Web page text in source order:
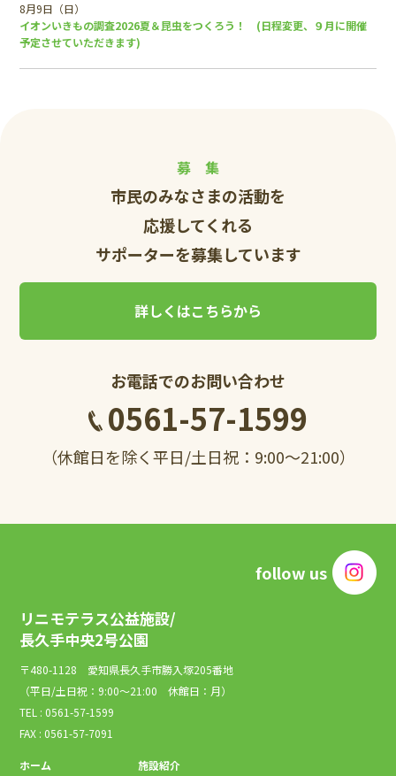
8月9日（日）
イオンいきもの調査2026夏＆昆虫をつくろう！ (日程変更、９月に開催
予定させていただきます)
募 集
市民のみなさまの活動を
応援してくれる
サポーターを募集しています
詳しくはこちらから
お電話でのお問い合わせ
0561-57-1599
（休館日を除く平日/土日祝：9:00～21:00）
follow us
リニモテラス公益施設/
長久手中央2号公園
〒480-1128 愛知県長久手市勝入塚205番地
（平日/土日祝：9:00～21:00 休館日：月）
TEL : 0561-57-1599
FAX : 0561-57-7091
ホーム 施設紹介